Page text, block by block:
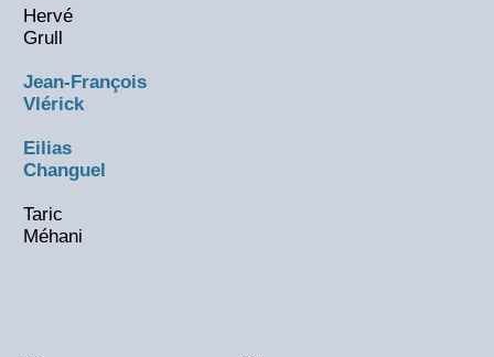
Hervé
Grull
Jean-François
Vlérick
Eilias
Changuel
Taric
Méhani